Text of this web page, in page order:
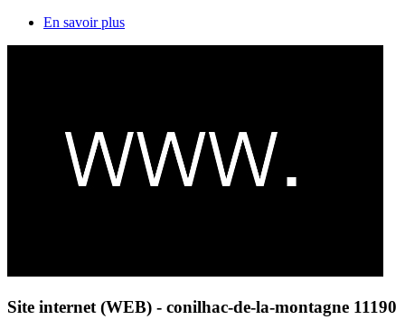
En savoir plus
Site internet (WEB) - conilhac-de-la-montagne 11190